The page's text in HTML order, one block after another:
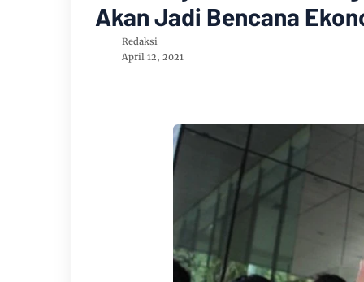
Akan Jadi Bencana
Redaksi
April 12, 2021